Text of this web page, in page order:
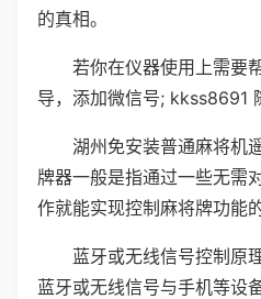
的真相。
若你在仪器使用上需要
导，添加微信号; kkss8691
湖州免安装普通麻将机
牌器一般是指通过一些无需
作就能实现控制麻将牌功能
蓝牙或无线信号控制原
蓝牙或无线信号与手机等设